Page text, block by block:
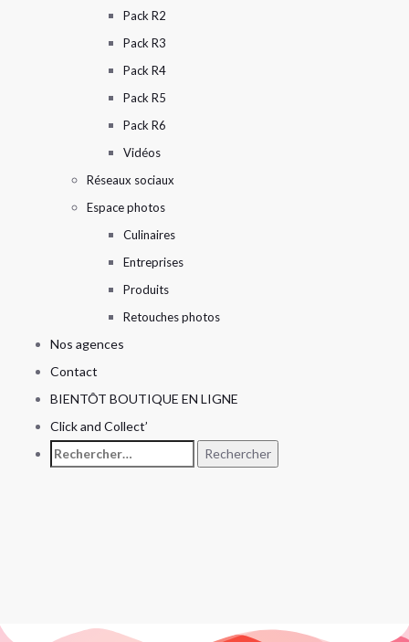
Pack R2
Pack R3
Pack R4
Pack R5
Pack R6
Vidéos
Réseaux sociaux
Espace photos
Culinaires
Entreprises
Produits
Retouches photos
Nos agences
Contact
BIENTÔT BOUTIQUE EN LIGNE
Click and Collect’